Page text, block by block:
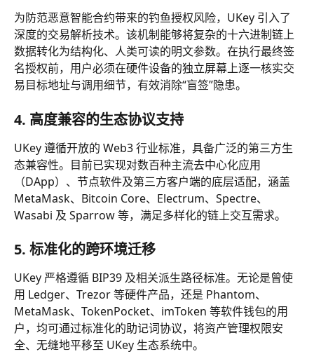
为防范恶意智能合约带来的钓鱼授权风险，UKey 引入了
深度的交易解析技术。该机制能够将复杂的十六进制链上
数据转化为结构化、人类可读的明文参数。在执行最终签
名授权前，用户必须在硬件设备的独立屏幕上逐一核实交
易目标地址与调用细节，有效消除“盲签”隐患。
4. 高度兼容的生态协议支持
UKey 遵循开放的 Web3 行业标准，具备广泛的第三方生
态兼容性。目前已实现对数百种主流去中心化应用
（DApp）、节点软件及第三方客户端的底层适配，涵盖
MetaMask、Bitcoin Core、Electrum、Spectre、
Wasabi 及 Sparrow 等，满足多样化的链上交互需求。
5. 标准化的跨环境迁移
UKey 严格遵循 BIP39 及相关派生路径标准。无论是曾使
用 Ledger、Trezor 等硬件产品，还是 Phantom、
MetaMask、TokenPocket、imToken 等软件钱包的用
户，均可通过标准化的助记词协议，将资产管理权限安
全、无缝地平移至 UKey 生态系统中。